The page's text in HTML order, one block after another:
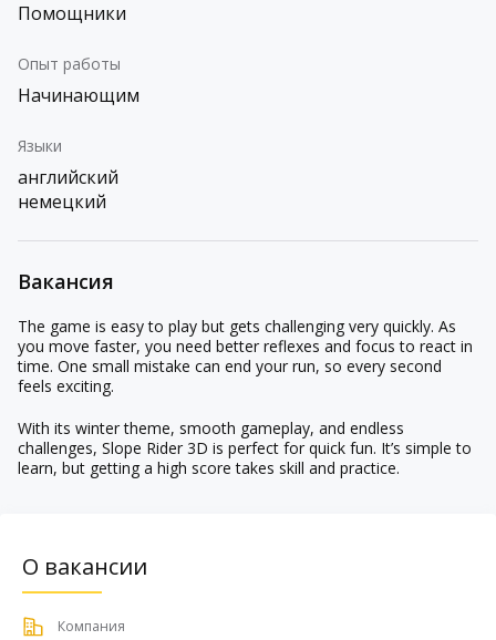
Помощники
Опыт работы
Начинающим
Языки
английский
немецкий
Вакансия
The game is easy to play but gets challenging very quickly. As
you move faster, you need better reflexes and focus to react in
time. One small mistake can end your run, so every second
feels exciting.
With its winter theme, smooth gameplay, and endless
challenges, Slope Rider 3D is perfect for quick fun. It’s simple to
learn, but getting a high score takes skill and practice.
О вакансии
Компания